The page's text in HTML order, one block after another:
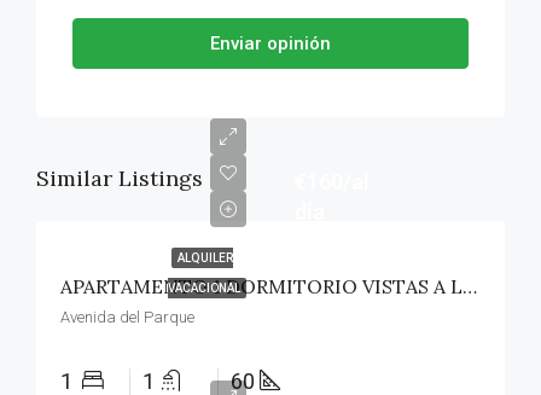
Enviar opinión
Similar Listings
ALQUILER
VACACIONAL APARTAMENTO 1 DORMITORIO VISTAS A LA PISCINA
Avenida del Parque
1 1 60